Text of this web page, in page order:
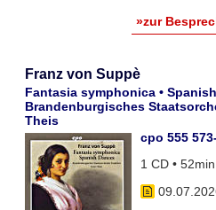
»zur
Franz von Suppè
Fantasia symphonica •
Brandenburgisches
Theis
cpo 555
1 CD •